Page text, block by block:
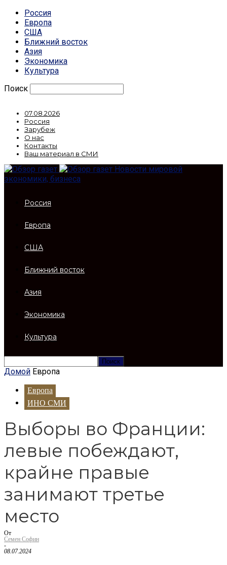
Россия
Европа
США
Ближний восток
Азия
Экономика
Культура
Поиск
07.08.2026
Россия
Зарубеж
О нас
Контакты
Ваш материал в СМИ
Новости мировой
экономики, бизнеса
Россия
Европа
США
Ближний восток
Азия
Экономика
Культура
Домой Европа
Европа
ИНО СМИ
Выборы во Франции:
левые побеждают,
крайне правые
занимают третье
место
От
Семен Софин
-
08.07.2024